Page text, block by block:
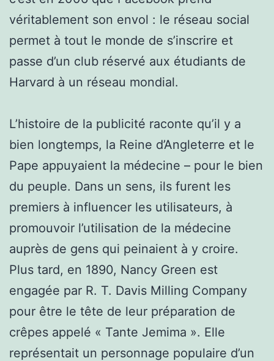
véritablement son envol : le réseau social
permet à tout le monde de s’inscrire et
passe d’un club réservé aux étudiants de
Harvard à un réseau mondial.
L’histoire de la publicité raconte qu’il y a
bien longtemps, la Reine d’Angleterre et le
Pape appuyaient la médecine – pour le bien
du peuple. Dans un sens, ils furent les
premiers à influencer les utilisateurs, à
promouvoir l’utilisation de la médecine
auprès de gens qui peinaient à y croire.
Plus tard, en 1890, Nancy Green est
engagée par R. T. Davis Milling Company
pour être le tête de leur préparation de
crêpes appelé « Tante Jemima ». Elle
représentait un personnage populaire d’un